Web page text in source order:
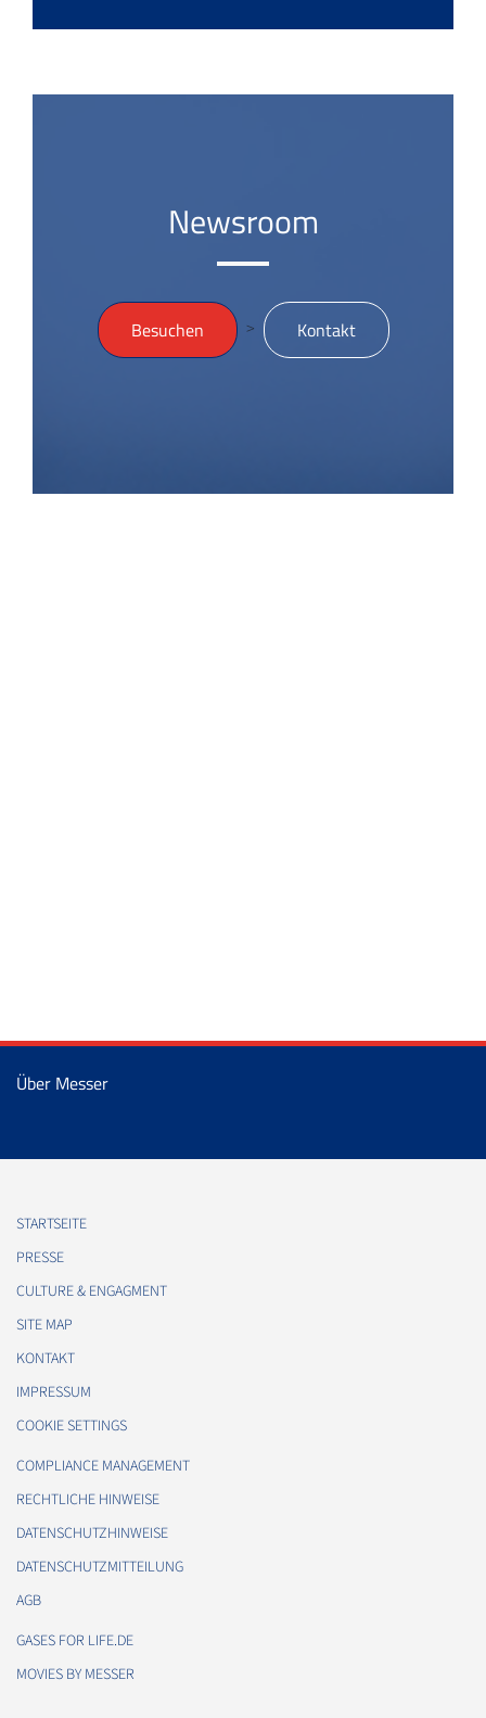
Newsroom
Besuchen > Kontakt
Über Messer
STARTSEITE
PRESSE
CULTURE & ENGAGMENT
SITE MAP
KONTAKT
IMPRESSUM
COOKIE SETTINGS
COMPLIANCE MANAGEMENT
RECHTLICHE HINWEISE
DATENSCHUTZHINWEISE
DATENSCHUTZMITTEILUNG
AGB
GASES FOR LIFE.DE
MOVIES BY MESSER